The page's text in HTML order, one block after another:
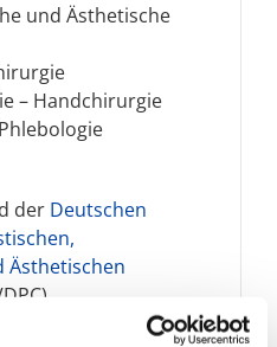
und Ästhetische
– Handchirurgie
der Deutschen
Ästhetischen
Berufsverband